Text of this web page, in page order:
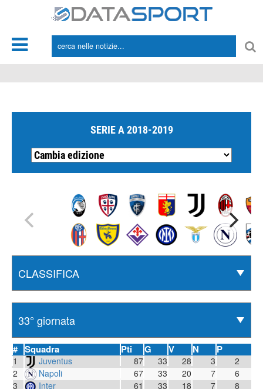
SERIE A 2018-2019
# Squadra Pti G V N P
1 Juventus 87 33 28 3
2
2
Napoli 67 33 20 7
6
3
Inter 61 33 18 7
8